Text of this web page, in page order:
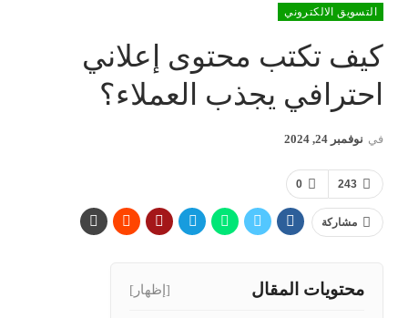
التسويق الالكتروني
كيف تكتب محتوى إعلاني
احترافي يجذب العملاء؟
في نوفمبر 24, 2024
0 243
مشاركة
محتويات المقال [إظهار]